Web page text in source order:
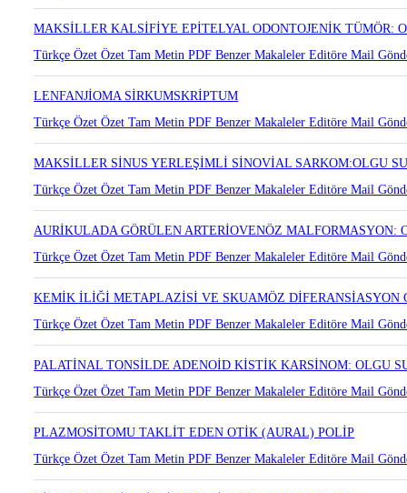
SUBMANDİBULAR BEZ LOKALİZASYONLU
Türkçe ÖzetÖzetTam MetinPDFBenzer MakalelerEditöre Mail
MAKSİLLER KALSİFİYE EPİTELYAL ODONTOJENİK TÜMÖR:
Türkçe ÖzetÖzetTam MetinPDFBenzer Makaleler
LENFANJİOMA SİRKUMSKRİPTUM
Türkçe ÖzetÖzetTam MetinPDFBenzer MakalelerEditöre Mail
MAKSİLLER SİNUS YERLEŞİMLİ SİNOVİAL SARKOM:OLGU
Türkçe ÖzetÖzetTam MetinPDFBenzer MakalelerEditöre Mail
AURİKULADA GÖRÜLEN ARTERİOVENÖZ MALFORMASYON:
Türkçe ÖzetÖzetTam MetinPDFBenzer MakalelerEditöre Mail
KEMİK İLİĞİ METAPLAZİSİ VE SKUAMÖZ DİFERANSİASYON
Türkçe ÖzetÖzetTam MetinPDFBenzer MakalelerEditöre Mail
PALATİNAL TONSİLDE ADENOİD KİSTİK KARSİNOM: OLGU
Türkçe ÖzetÖzetTam MetinPDFBenzer MakalelerEditöre Mail
PLAZMOSİTOMU TAKLİT EDEN OTİK (AURAL) POLİP